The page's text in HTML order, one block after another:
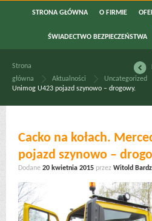
STRONA GŁÓWNA O FIRMIE
ŚWIADECTWO BEZPIECZEŃSTWA
Strona
główna
Aktualności Uncategorized
Unimog U423 pojazd szynowo – drogowy.
Cacko na kołach.
pojazd szynowo –
Dodane 20 kwietnia 2015 przez Witold